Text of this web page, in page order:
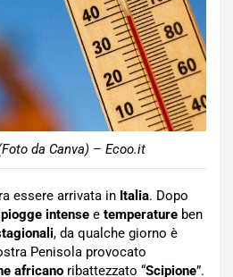
da Canva) – Ecoo.it
essere arrivata in Italia. Dopo
piogge intense e temperature ben
, da qualche giorno è
Penisola provocato
africano ribattezzato “Scipione”.